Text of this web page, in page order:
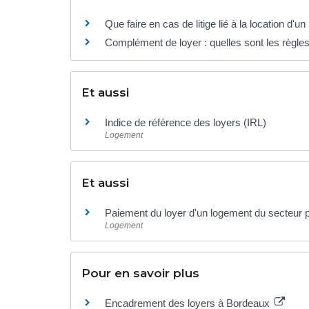
Que faire en cas de litige lié à la location d'un
Complément de loyer : quelles sont les
Et aussi
Indice de référence des loyers (IRL)
Logement
Et aussi
Paiement du loyer d'un logement du secteur
Logement
Pour en savoir plus
Encadrement des loyers à Bordeaux